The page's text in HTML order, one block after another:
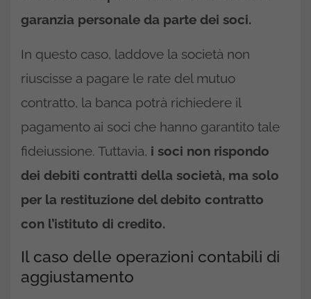
garanzia personale da parte dei soci.
In questo caso, laddove la società non
riuscisse a pagare le rate del mutuo
contratto, la banca potrà richiedere il
pagamento ai soci che hanno garantito tale
fideiussione. Tuttavia, i soci non rispondo
dei debiti contratti della società, ma solo
per la restituzione del debito contratto
con l’istituto di credito.
Il caso delle operazioni contabili di
aggiustamento